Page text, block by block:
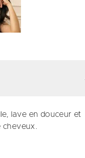
lave en douceur et